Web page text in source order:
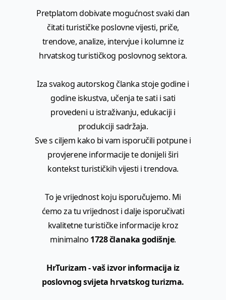
Pretplatom dobivate mogućnost svaki dan
čitati turističke poslovne vijesti, priče,
trendove, analize, intervjue i kolumne iz
hrvatskog turističkog poslovnog sektora.
Iza svakog autorskog članka stoje godine i
godine iskustva, učenja te sati i sati
provedeni u istraživanju, edukaciji i
produkciji sadržaja.
Sve s ciljem kako bi vam isporučili potpune i
provjerene informacije te donijeli širi
kontekst turističkih vijesti i trendova.
To je vrijednost koju isporučujemo. Mi
ćemo za tu vrijednost i dalje isporučivati
kvalitetne turističke informacije kroz
minimalno 1728 članaka godišnje.
HrTurizam - vaš izvor informacija iz
poslovnog svijeta hrvatskog turizma.